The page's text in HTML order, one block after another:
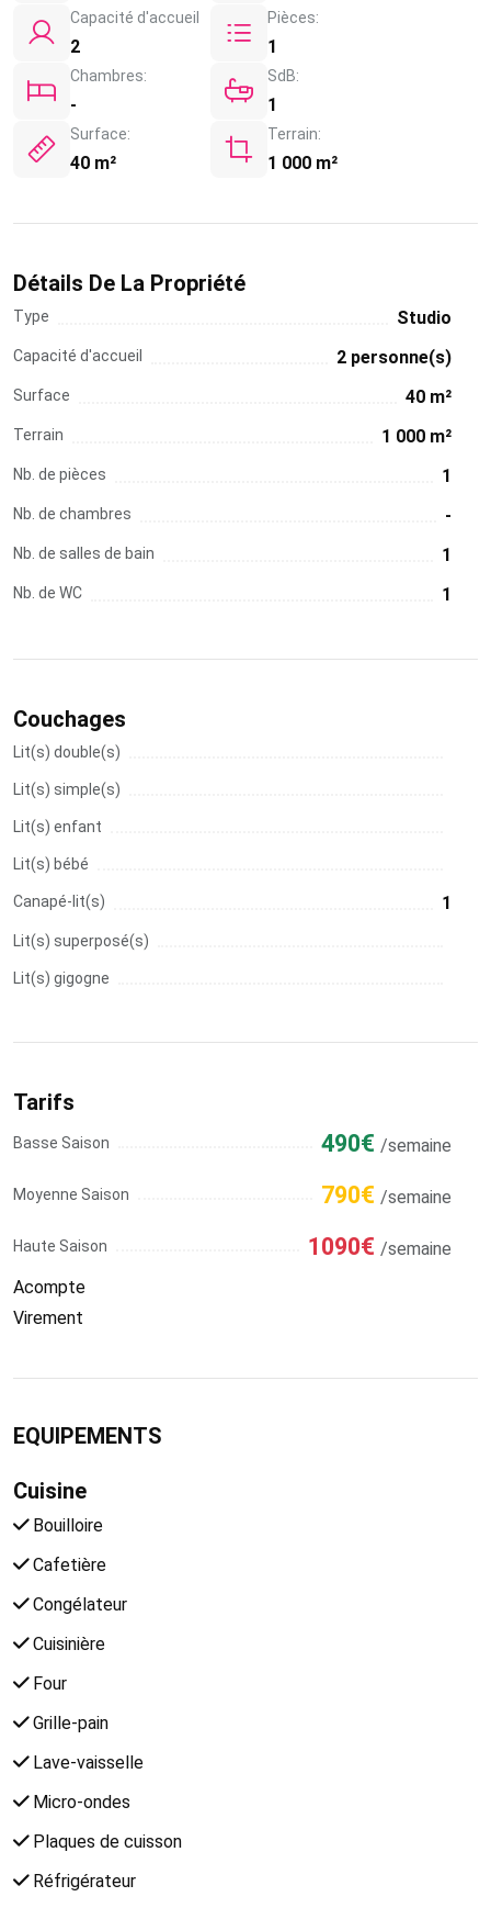
Capacité d'accueil
2
Pièces:
1
Chambres:
-
SdB:
1
Surface:
40 m²
Terrain:
1 000 m²
Détails De La Propriété
Type Studio
Capacité d'accueil 2 personne(s)
Surface 40 m²
Terrain 1 000 m²
Nb. de pièces 1
Nb. de chambres -
Nb. de salles de bain 1
Nb. de WC 1
Couchages
Lit(s) double(s)
Lit(s) simple(s)
Lit(s) enfant
Lit(s) bébé
Canapé-lit(s) 1
Lit(s) superposé(s)
Lit(s) gigogne
Tarifs
Basse Saison 490€ /semaine
Moyenne Saison 790€ /semaine
Haute Saison 1090€ /semaine
Acompte
Virement
EQUIPEMENTS
Cuisine
Bouilloire
Cafetière
Congélateur
Cuisinière
Four
Grille-pain
Lave-vaisselle
Micro-ondes
Plaques de cuisson
Réfrigérateur